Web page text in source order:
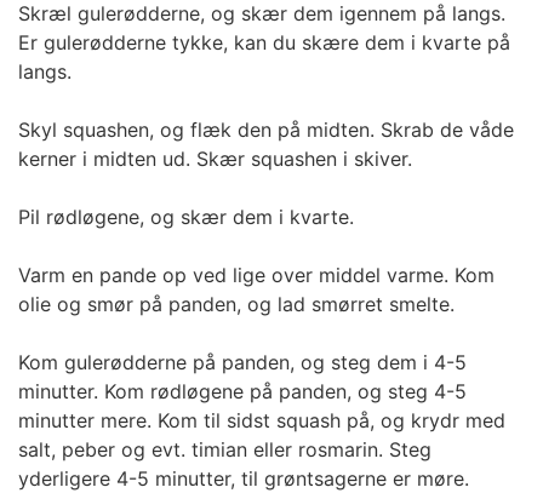
Skræl gulerødderne, og skær dem igennem på langs.
Er gulerødderne tykke, kan du skære dem i kvarte på
langs.
Skyl squashen, og flæk den på midten. Skrab de våde
kerner i midten ud. Skær squashen i skiver.
Pil rødløgene, og skær dem i kvarte.
Varm en pande op ved lige over middel varme. Kom
olie og smør på panden, og lad smørret smelte.
Kom gulerødderne på panden, og steg dem i 4-5
minutter. Kom rødløgene på panden, og steg 4-5
minutter mere. Kom til sidst squash på, og krydr med
salt, peber og evt. timian eller rosmarin. Steg
yderligere 4-5 minutter, til grøntsagerne er møre.